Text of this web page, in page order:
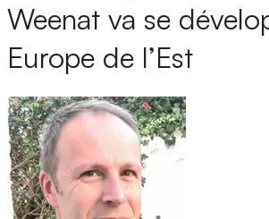
Weenat va se
Europe de l’Est